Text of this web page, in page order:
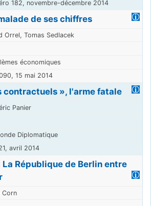
182, novembre-décembre 2014
de ses chiffres
Orrel, Tomas Sedlacek
économiques
15 mai 2014
contractuels », l'arme fatale
Panier
Diplomatique
avril 2014
La République de Berlin entre
Corn